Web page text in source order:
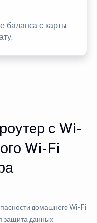
баланса с карты
с Wi-
Wi-Fi
домашнего Wi-Fi
защита данных